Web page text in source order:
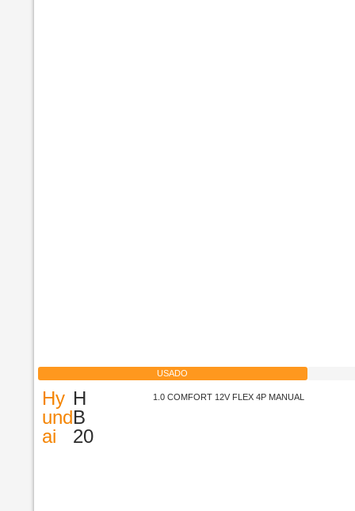
USADO
Hy
und
ai
H
B
20
1.0 COMFORT 12V FLEX 4P MANUAL